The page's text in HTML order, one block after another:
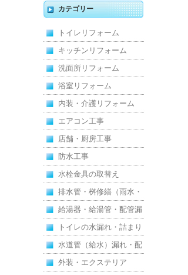
新し、扉新設で動線を整
えた全面改修
カテゴリー
トイレリフォーム
キッチンリフォーム
洗面所リフォーム
浴室リフォーム
内装・介護リフォーム
エアコン工事
店舗・厨房工事
防水工事
水栓金具の取替え
排水管・桝修繕（雨水・
汚水）
給湯器・給湯管・配管漏
れ
トイレの水漏れ・詰まり
水道管（給水）漏れ・配
管
外装・エクステリア